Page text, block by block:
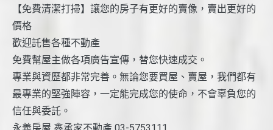
【免費清潔打掃】讓您的房子有更好的賣像，賣出更好的
價格
歡迎託售各種不動產
免費幫屋主做各項廣告宣傳，替您快速成交。
專業與資歷都非常完善。無論您要買屋、賣屋，我們都有
最專業的堅強陣容，一定能完成您的使命，不會辜負您的
信任與委託。